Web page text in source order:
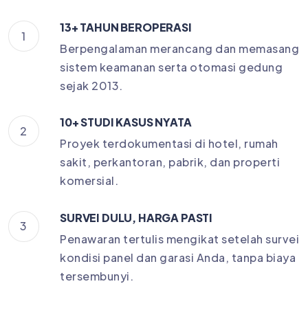
1
13+ TAHUN BEROPERASI
Berpengalaman merancang dan memasang
sistem keamanan serta otomasi gedung
sejak 2013.
2
10+ STUDI KASUS NYATA
Proyek terdokumentasi di hotel, rumah
sakit, perkantoran, pabrik, dan properti
komersial.
3
SURVEI DULU, HARGA PASTI
Penawaran tertulis mengikat setelah survei
kondisi panel dan garasi Anda, tanpa biaya
tersembunyi.